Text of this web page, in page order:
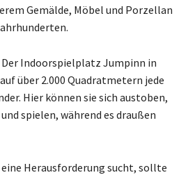
Gemälde, Möbel und Porzellan
Der Indoorspielplatz Jumpinn in
über 2.000 Quadratmetern jede
Hier können sie sich austoben,
spielen, während es draußen
eine Herausforderung sucht, sollte